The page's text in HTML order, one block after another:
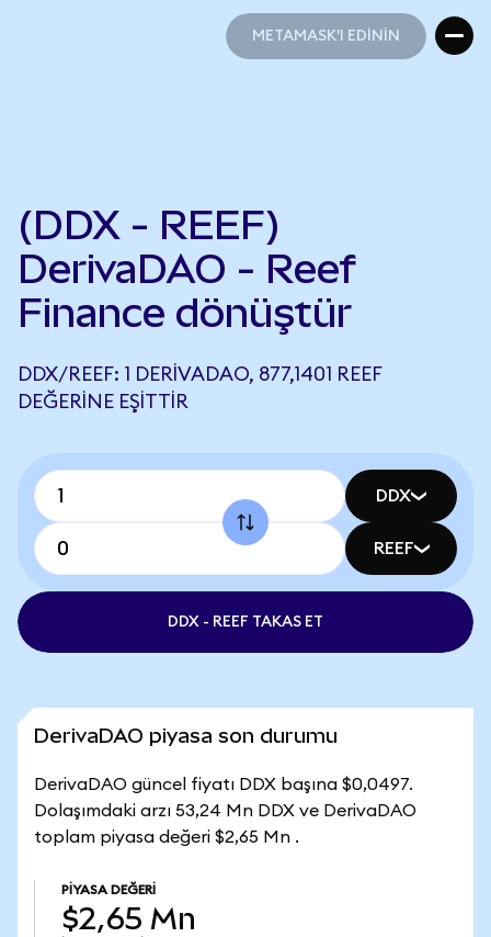
METAMASK'I EDİNİN
(DDX - REEF)
DerivaDAO - Reef
Finance dönüştür
DDX/REEF: 1 DERIVADAO, 877,1401 REEF
DEĞERINE EŞITTIR
DDX
REEF
DDX - REEF TAKAS ET
DerivaDAO piyasa son durumu
DerivaDAO güncel fiyatı DDX başına $0,0497.
Dolaşımdaki arzı 53,24 Mn DDX ve DerivaDAO
toplam piyasa değeri $2,65 Mn .
PIYASA DEĞERI
$2,65 Mn